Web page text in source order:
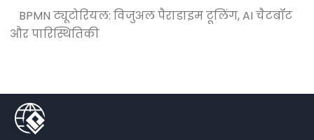
BPMN ट्यूटोरियल: विजुअल पैराडाइम टूलिंग, AI चैटबॉट
और पारिस्थितिकी